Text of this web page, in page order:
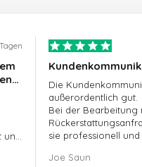
Die
außerordentlich gut.
Bei der Bearbeitung
sie professionell
gelöst.
Joe Saun